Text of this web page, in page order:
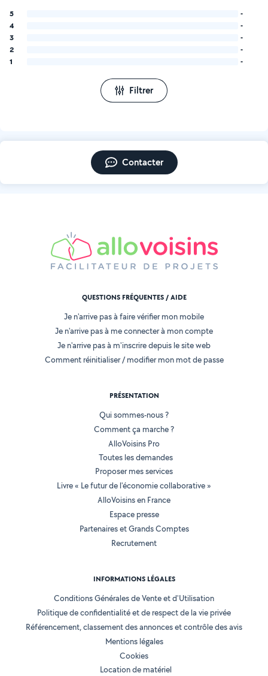
5
-
4
-
3
-
2
-
1
-
Filtrer
Contacter
QUESTIONS FRÉQUENTES / AIDE
Je n'arrive pas à faire vérifier mon mobile
Je n'arrive pas à me connecter à mon compte
Je n'arrive pas à m'inscrire depuis le site web
Comment réinitialiser / modifier mon mot de passe
PRÉSENTATION
Qui sommes-nous ?
Comment ça marche ?
AlloVoisins Pro
Toutes les demandes
Proposer mes services
Livre « Le futur de l'économie collaborative »
AlloVoisins en France
Espace presse
Partenaires et Grands Comptes
Recrutement
INFORMATIONS LÉGALES
Conditions Générales de Vente et d'Utilisation
Politique de confidentialité et de respect de la vie privée
Référencement, classement des annonces et contrôle des avis
Mentions légales
Cookies
Location de matériel